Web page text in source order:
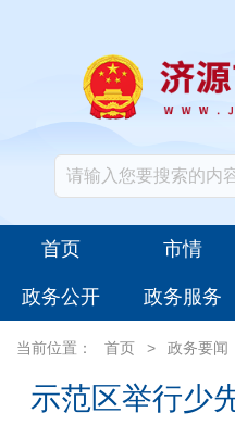
首页 市情
政务公开 政务服务
当前位置： 首页 > 政务要闻
示范区举行少